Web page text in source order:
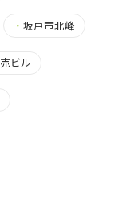
・坂戸市北峰
売ビル